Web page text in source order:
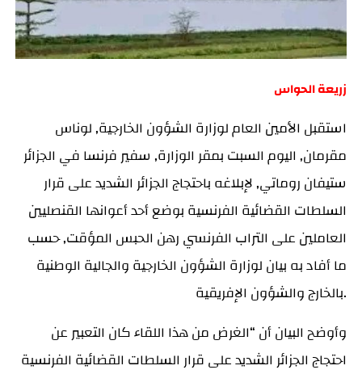
زريعة الحواس
استقبل الأمين العام لوزارة الشؤون الخارجية, لوناس
مقرمان, اليوم السبت بمقر الوزارة, سفير فرنسا في الجزائر
ستيفان روماتي, لإبلاغه باحتجاج الجزائر الشديد على قرار
السلطات القضائية الفرنسية بوضع أحد أعوانها القنصليين
العاملين على التراب الفرنسي رهن الحبس المؤقت, حسب
ما أفاد به بيان لوزارة الشؤون الخارجية والجالية الوطنية
بالخارج والشؤون الإفريقية.
وأوضح البيان أن “الغرض من هذا اللقاء كان التعبير عن
احتجاج الجزائر الشديد على قرار السلطات القضائية الفرنسية